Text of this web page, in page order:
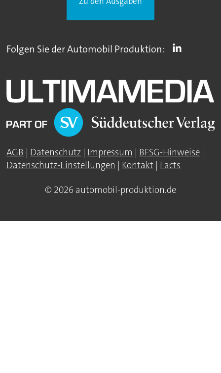
Folgen Sie der Automobil Produktion:
AGB Datenschutz Impressum BFSG-Hinweise
Datenschutz-Einstellungen
Kontakt Facts
© 2026 automobil-produktion.de